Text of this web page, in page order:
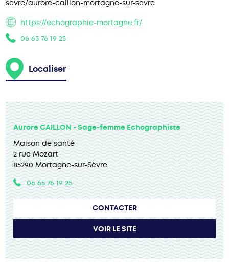
sevre/aurore-caillon-mortagne-sur-sevre
https://echographie-mortagne.fr/
06 65 76 19 25
Localiser
Aurore CAILLON - Sage-femme Echographiste
Maison de santé
2 rue Mozart
85290 Mortagne-sur-Sèvre
06 65 76 19 25
CONTACTER
VOIR LE SITE